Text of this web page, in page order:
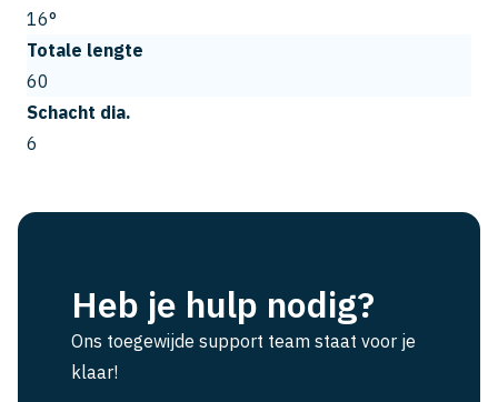
16°
Totale lengte
60
Schacht dia.
6
Heb je hulp nodig?
Ons toegewijde support team staat voor je
klaar!